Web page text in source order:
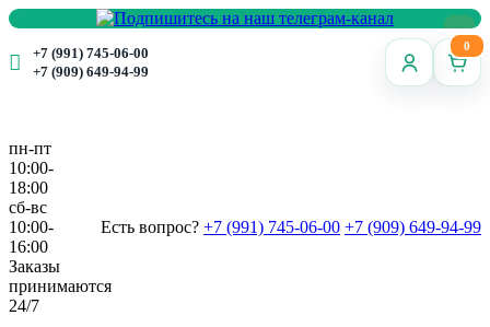
+7 (991) 745-06-00
+7 (909) 649-94-99
0
пн-пт
10:00-
18:00
сб-вс
10:00-
16:00
Заказы
принимаются
24/7
Есть вопрос? +7 (991) 745-06-00 +7 (909) 649-94-99